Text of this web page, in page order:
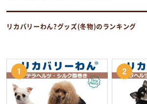
リカバリーわん?グッズ(冬物)のランキング